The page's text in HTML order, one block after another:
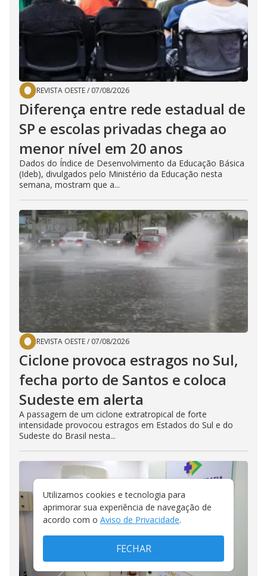
REVISTA OESTE/ 07/08/2026
Diferença entre rede estadual de
SP e escolas privadas chega ao
menor nível em 20 anos
Dados do Índice de Desenvolvimento da Educação Básica
(Ideb), divulgados pelo Ministério da Educação nesta
semana, mostram que a...
REVISTA OESTE/ 07/08/2026
Ciclone provoca estragos no Sul,
fecha porto de Santos e coloca
Sudeste em alerta
A passagem de um ciclone extratropical de forte
intensidade provocou estragos em Estados do Sul e do
Sudeste do Brasil nesta...
Utilizamos cookies e tecnologia para
aprimorar sua experiência de navegação de
acordo com o Aviso de Privacidade.
FECHAR